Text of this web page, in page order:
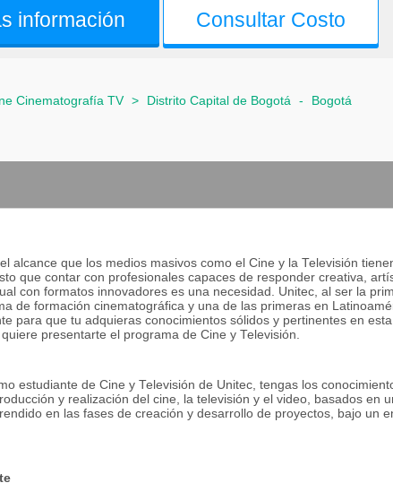
información Consultar Costo
Cinematografía TV > Distrito Capital de Bogotá - Bogotá
alcance que los medios masivos como el Cine y la Televisión
que contar con profesionales capaces de responder creativa,
con formatos innovadores es una necesidad. Unitec, al ser la
de formación cinematográfica y una de las primeras en
para que tu adquieras conocimientos sólidos y pertinentes en
presentarte el programa de Cine y Televisión.
estudiante de Cine y Televisión de Unitec, tengas los
y realización del cine, la televisión y el video, basados en
en las fases de creación y desarrollo de proyectos, bajo un